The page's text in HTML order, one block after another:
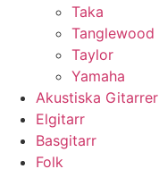
Taka
Tanglewood
Taylor
Yamaha
Akustiska Gitarrer
Elgitarr
Basgitarr
Folk